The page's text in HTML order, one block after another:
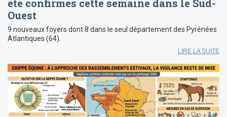
été confirmés cette semaine dans le Sud-
Ouest
9 nouveaux foyers dont 8 dans le seul département des Pyrénées
Atlantiques (64).
LIRE LA SUITE